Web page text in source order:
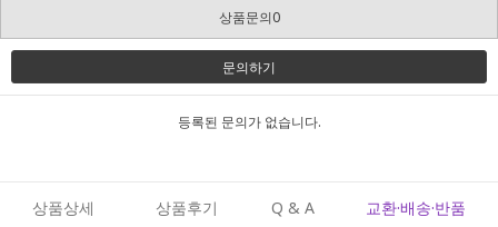
상품문의0
문의하기
등록된 문의가 없습니다.
상품상세 상품후기 Q & A 교환·배송·반품